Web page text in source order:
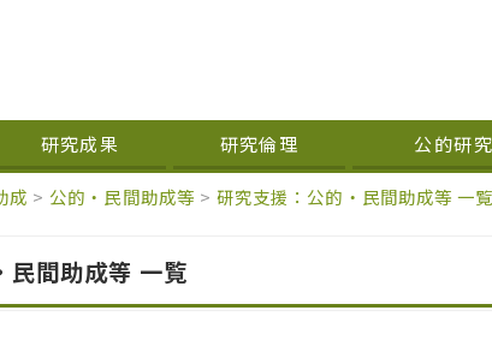
研究成果 研究倫理 公的研
成 > 公的・民間助成等 > 研究支援：公的・民間助成等 一覧
民間助成等 一覧